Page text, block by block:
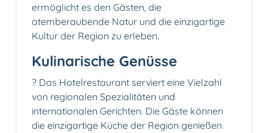
ermöglicht es den Gästen, die
atemberaubende Natur und die einzigartige
Kultur der Region zu erleben.
Kulinarische Genüsse
?️ Das Hotelrestaurant serviert eine Vielzahl
von regionalen Spezialitäten und
internationalen Gerichten. Die Gäste können
die einzigartige Küche der Region genießen